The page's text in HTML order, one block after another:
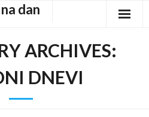
dan
ARCHIVES:
DNEVI